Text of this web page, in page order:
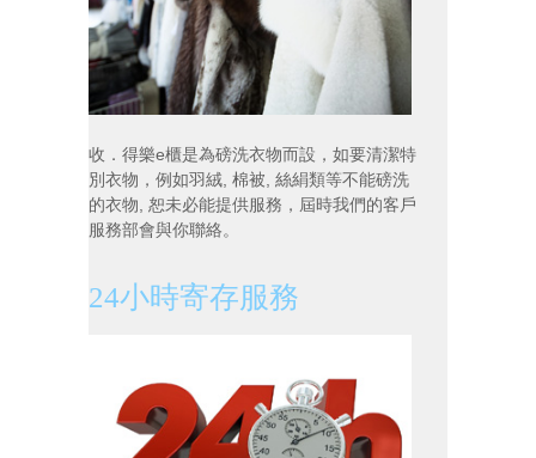
收．得樂e櫃是為磅洗衣物而設，如要清潔特
別衣物，例如羽絨, 棉被, 絲絹類等不能磅洗
的衣物, 恕未必能提供服務，屆時我們的客戶
服務部會與你聯絡。
24小時寄存服務